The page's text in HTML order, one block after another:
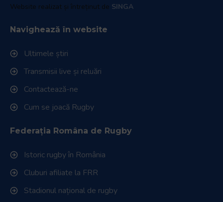
Website realizat și întreținut de SINGA
Navighează în website
Ultimele știri
Transmisii live și reluări
Contactează-ne
Cum se joacă Rugby
Federația Româna de Rugby
Istoric rugby în România
Cluburi afiliate la FRR
Stadionul național de rugby